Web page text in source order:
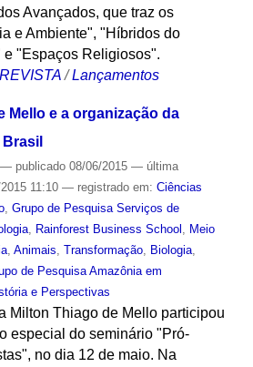
Avançados, que traz os
e Ambiente", "Híbridos do
"Espaços Religiosos".
REVISTA /Lançamentos
Mello e a organização da
— publicado08/06/2015 — última
11:10 — registrado em: Ciências
, Grupo de Pesquisa Serviços de
, Rainforest Business School , Meio
, Animais, Transformação, Biologia,
de Pesquisa Amazônia em
e Perspectivas
Milton Thiago de Mello participou
especial do seminário "Pró-
no dia 12 de maio. Na